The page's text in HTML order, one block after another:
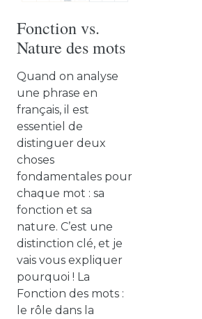
Fonction vs.
Nature des mots
Quand on analyse
une phrase en
français, il est
essentiel de
distinguer deux
choses
fondamentales pour
chaque mot : sa
fonction et sa
nature. C’est une
distinction clé, et je
vais vous expliquer
pourquoi ! La
Fonction des mots :
le rôle dans la